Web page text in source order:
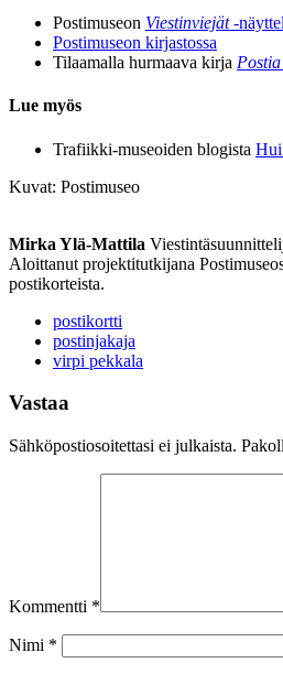
Postimuseon Viestinviejät-
Postimuseon kirjastossa
Tilaamalla hurmaava kirja
Lue myös
Trafiikki-museoiden blogista
Kuvat: Postimuseo
Mirka Ylä-Mattila
Aloittanut projektitutkijana
postikorteista.
postikortti
postinjakaja
virpi pekkala
Vastaa
Sähköpostiosoitettasi ei julkaista.
Kommentti *
Nimi *